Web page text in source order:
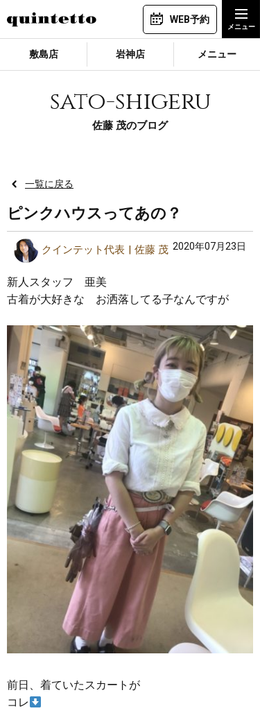
WEB予約
敷島店 岩神店 メニュー
sato-shigeru
佐藤 茂のブログ
一覧に戻る
ピンクハウスってあの？
クインテット代表 佐藤 茂 2020年07月23日
新人スタッフ 亜美
古着が大好きな お洒落してる子なんですが
前日、着ていたスカートが
コレ